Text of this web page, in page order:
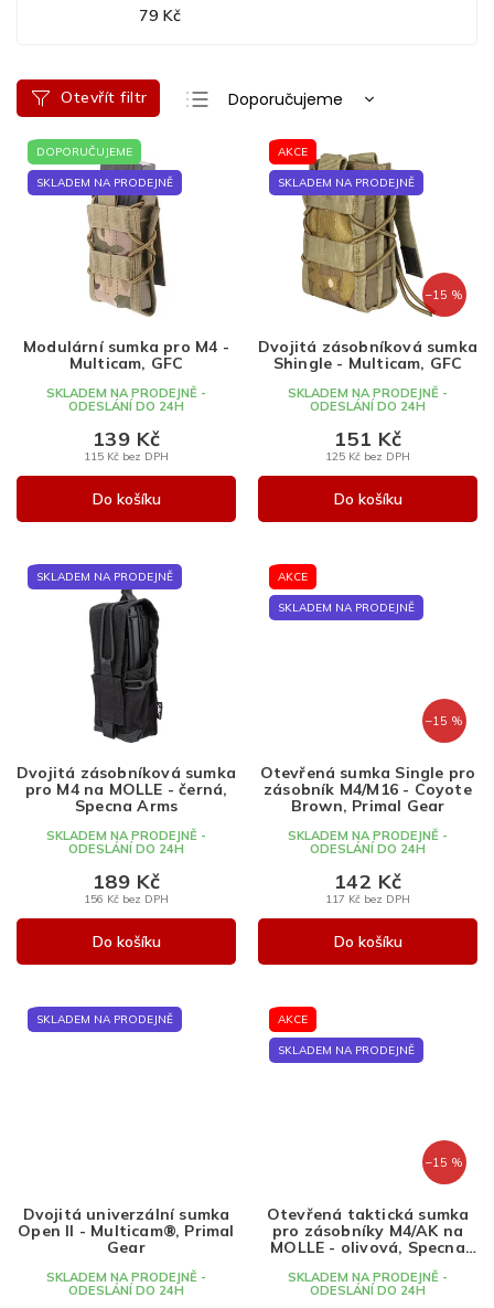
79 Kč
Ř
a
e
n
k
t
ů
Doporučujeme
Nejlevnější
Nejdražší
Nejprodávanější
Abecedně
Otevřít filtr
V
p
u
DOPORUČUJEME
SKLADEM NA PRODEJNĚ
Modulární sumka pro M4 -
Multicam, GFC
SKLADEM NA PRODEJNĚ -
ODESLÁNÍ DO 24H
115 Kč bez DPH
139 Kč
Do košíku
AKCE
SKLADEM NA PRODEJNĚ
–15 %
Dvojitá zásobníková sumka
Shingle - Multicam, GFC
SKLADEM NA PRODEJNĚ -
ODESLÁNÍ DO 24H
125 Kč bez DPH
151 Kč
Do košíku
SKLADEM NA PRODEJNĚ
Dvojitá zásobníková sumka
pro M4 na MOLLE - černá,
Specna Arms
SKLADEM NA PRODEJNĚ -
ODESLÁNÍ DO 24H
156 Kč bez DPH
189 Kč
Do košíku
AKCE
SKLADEM NA PRODEJNĚ
–15 %
Otevřená sumka Single pro
zásobník M4/M16 - Coyote
Brown, Primal Gear
SKLADEM NA PRODEJNĚ -
ODESLÁNÍ DO 24H
117 Kč bez DPH
142 Kč
Do košíku
SKLADEM NA PRODEJNĚ
Dvojitá univerzální sumka
Open II - Multicam®, Primal
Gear
SKLADEM NA PRODEJNĚ -
ODESLÁNÍ DO 24H
AKCE
SKLADEM NA PRODEJNĚ
–15 %
Otevřená taktická sumka
pro zásobníky M4/AK na
MOLLE - olivová, Specna
SKLADEM NA PRODEJNĚ -
ODESLÁNÍ DO 24H